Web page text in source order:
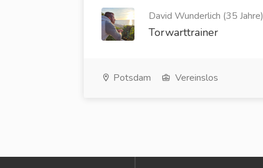
David Wunderlich (35 Jahre)
Torwarttrainer
Potsdam Vereinslos